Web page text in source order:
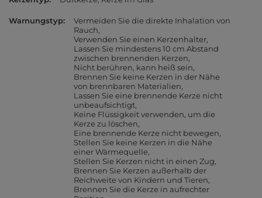
Warnungstyp
Vermeiden Sie die direkte Inhalation von
Rauch
Verwenden Sie einen Kerzenhalter
Lassen Sie mindestens 10 cm Abstand
zwischen brennenden Kerzen
Nicht berühren, kann heiß sein
Brennen Sie keine Kerzen in der Nähe
von brennbaren Materialien
Lassen Sie eine brennende Kerze nicht
unbeaufsichtigt
Keine Flüssigkeit verwenden, um die
Kerze zu löschen
Eine brennende Kerze nicht bewegen
Stellen Sie keine Kerzen in die Nähe
einer Wärmequelle
Stellen Sie Kerzen nicht in einen Zug
Brennen Sie Kerzen außerhalb der
Reichweite von Kindern und Tieren
Brennen Sie die Kerze in aufrechter